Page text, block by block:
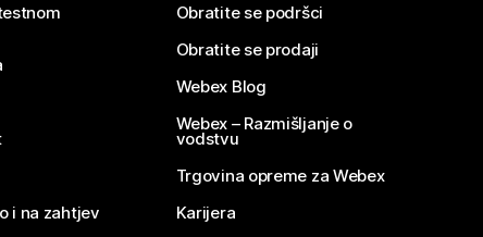
i na zahtjev
Obratite se podršci
Obratite se prodaji
Webex Blog
Webex – Razmišljanje o
vodstvu
Trgovina opreme za Webex
Karijera